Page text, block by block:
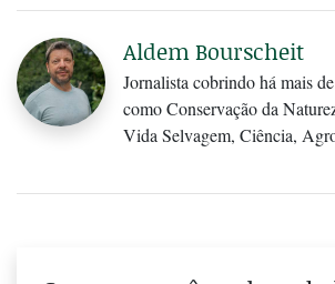
Aldem Bourscheit
Jornalista cobrindo há mais
como Conservação da
Vida Selvagem, Ciência,